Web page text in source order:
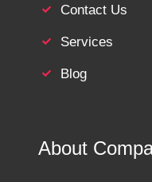
Contact Us
Services
Blog
About